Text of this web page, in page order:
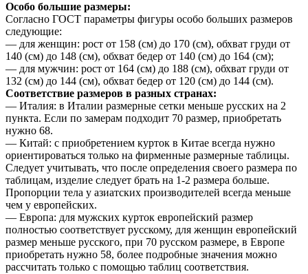
Особо большие размеры:
Согласно ГОСТ параметры фигуры особо больших размеров
следующие:
— для женщин: рост от 158 (см) до 170 (см), обхват груди от
140 (см) до 148 (см), обхват бедер от 140 (см) до 164 (см);
— для мужчин: рост от 164 (см) до 188 (см), обхват груди от
132 (см) до 144 (см), обхват бедер от 120 (см) до 144 (см).
Соответствие размеров в разных странах:
— Италия: в Италии размерные сетки меньше русских на 2
пункта. Если по замерам подходит 70 размер, приобретать
нужно 68.
— Китай: с приобретением курток в Китае всегда нужно
ориентироваться только на фирменные размерные таблицы.
Следует учитывать, что после определения своего размера по
таблицам, изделие следует брать на 1-2 размера больше.
Пропорции тела у азиатских производителей всегда меньше
чем у европейских.
— Европа: для мужских курток европейский размер
полностью соответствует русскому, для женщин европейский
размер меньше русского, при 70 русском размере, в Европе
приобретать нужно 58, более подробные значения можно
рассчитать только с помощью таблиц соответствия.